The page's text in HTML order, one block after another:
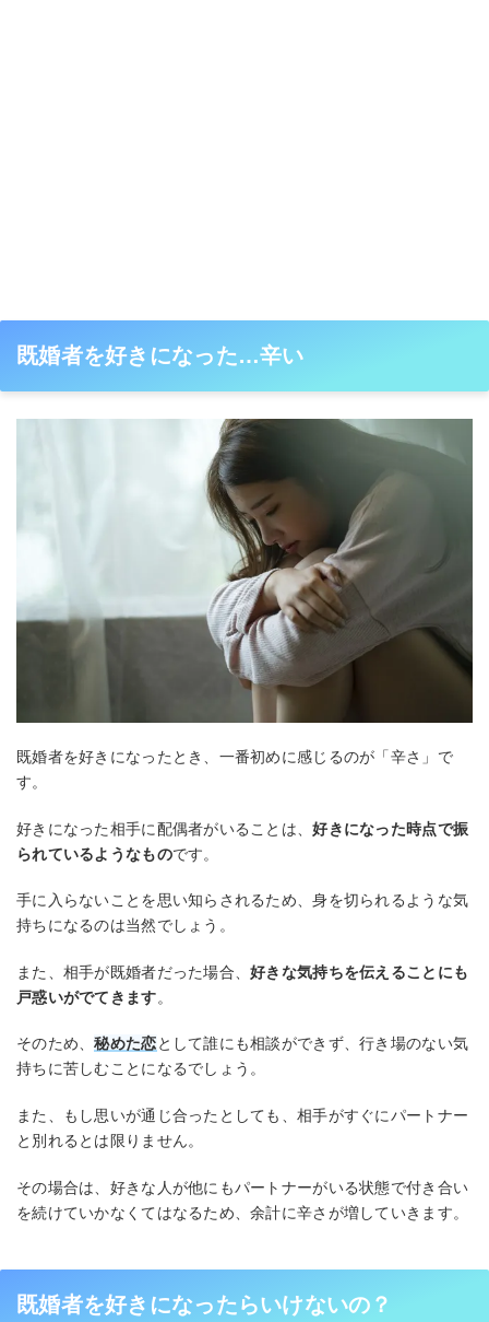
既婚者を好きになった…辛い
既婚者を好きになったとき、一番初めに感じるのが「辛さ」で
す。
好きになった相手に配偶者がいることは、好きになった時点で振
られているようなものです。
手に入らないことを思い知らされるため、身を切られるような気
持ちになるのは当然でしょう。
また、相手が既婚者だった場合、好きな気持ちを伝えることにも
戸惑いがでてきます。
そのため、秘めた恋として誰にも相談ができず、行き場のない気
持ちに苦しむことになるでしょう。
また、もし思いが通じ合ったとしても、相手がすぐにパートナー
と別れるとは限りません。
その場合は、好きな人が他にもパートナーがいる状態で付き合い
を続けていかなくてはなるため、余計に辛さが増していきます。
既婚者を好きになったらいけないの？